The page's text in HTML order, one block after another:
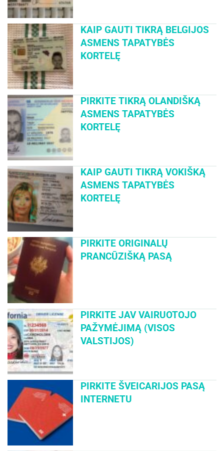
KAIP GAUTI TIKRĄ BELGIJOS
ASMENS TAPATYBĖS
KORTELĘ
PIRKITE TIKRĄ OLANDIŠKĄ
ASMENS TAPATYBĖS
KORTELĘ
KAIP GAUTI TIKRĄ VOKIŠKĄ
ASMENS TAPATYBĖS
KORTELĘ
PIRKITE ORIGINALŲ
PRANCŪZIŠKĄ PASĄ
PIRKITE JAV VAIRUOTOJO
PAŽYMĖJIMĄ (VISOS
VALSTIJOS)
PIRKITE ŠVEICARIJOS PASĄ
INTERNETU